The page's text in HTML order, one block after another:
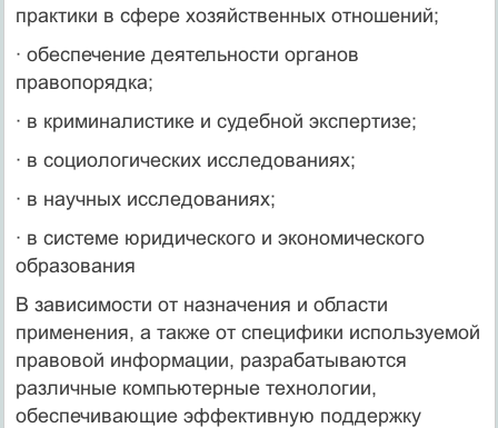
практики в сфере хозяйственных отношений;
· обеспечение деятельности органов
правопорядка;
· в криминалистике и судебной экспертизе;
· в социологических исследованиях;
· в научных исследованиях;
· в системе юридического и экономического
образования
В зависимости от назначения и области
применения, а также от специфики используемой
правовой информации, разрабатываются
различные компьютерные технологии,
обеспечивающие эффективную поддержку